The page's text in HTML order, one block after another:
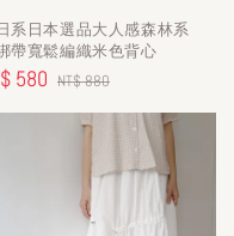
系日本選品大人感森林系
帶寬鬆編織米色背心
580 Regular
price
NT$ 880